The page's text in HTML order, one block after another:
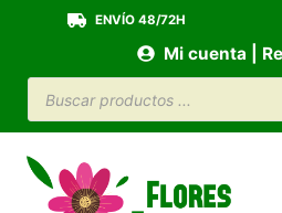
contenido
ENVÍO 48/72H
Búsqueda
de
productos
Mi cuenta |